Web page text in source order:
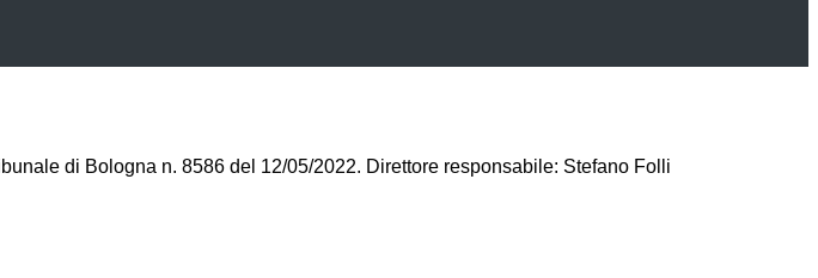
di Bologna n. 8586 del 12/05/2022. Direttore responsabile: Stefano Folli